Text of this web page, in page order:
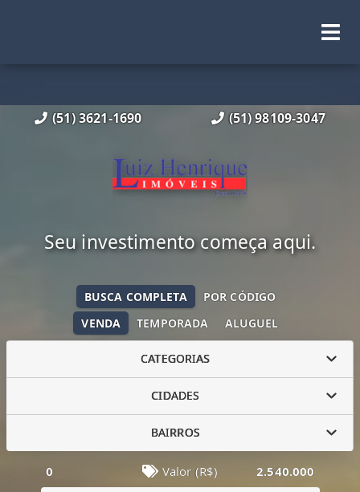
(51) 3621-1690 (51) 98109-3047
Seu investimento começa aqui.
VENDA TEMPORADA ALUGUEL
BUSCA COMPLETA POR CÓDIGO
CATEGORIAS
CIDADES
BAIRROS
0 Valor (R$) 2.540.000